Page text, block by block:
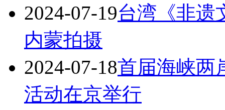
2024-07-19台湾《非遗
内蒙拍摄
2024-07-18首届海峡两
活动在京举行